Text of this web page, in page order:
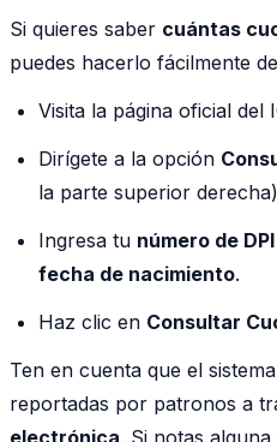
Si quieres saber cuántas
puedes hacerlo fácilmente
Visita la página oficial del
Dirígete a la opción
la parte superior
Ingresa tu número de
fecha de nacimiento.
Haz clic en Consultar
Ten en cuenta que el
reportadas por patronos a
electrónica. Si notas